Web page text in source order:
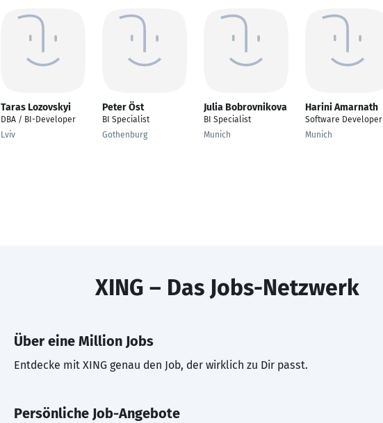
Taras Lozovskyi
DBA / BI-Developer
Lviv
Peter Öst
BI Specialist
Gothenburg
Julia Bobrovnikova
BI Specialist
Munich
Harini Amarnath
Software Developer
Munich
XING – Das Jobs-Netzwerk
Über eine Million Jobs
Entdecke mit XING genau den Job, der wirklich zu Dir passt.
Persönliche Job-Angebote